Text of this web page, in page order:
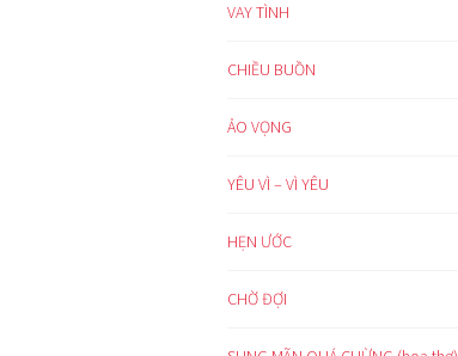
VAY TÌNH
CHIỀU BUỒN
ẢO VỌNG
YÊU VÌ – VÌ YÊU
HẸN ƯỚC
CHỜ ĐỢI